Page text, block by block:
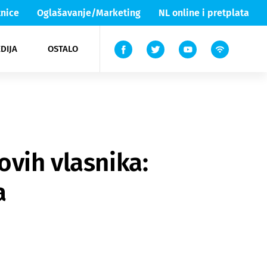
Oglašavanje/Marketing NL online i pretplata
OSTALO
Lika & Senj
TV
vlasnika: